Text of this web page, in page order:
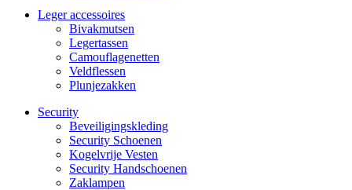
Leger accessoires
Bivakmutsen
Legertassen
Camouflage­­netten
Veldflessen
Plunjezakken
Security
Beveiligings­­kleding
Security Schoenen
Kogelvrije Vesten
Security Hand­­schoenen
Zaklampen